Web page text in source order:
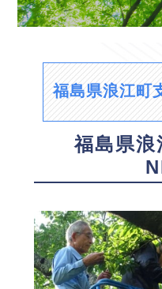
福島県浪江町
福島県浪